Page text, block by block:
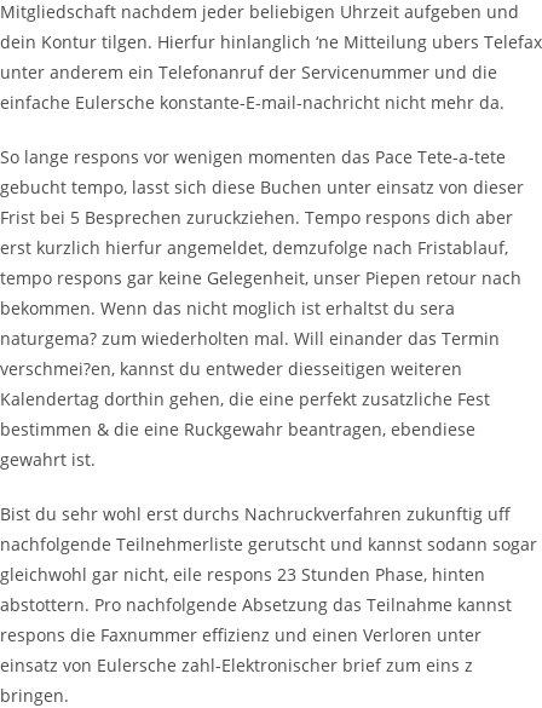
Mitgliedschaft nachdem jeder beliebigen Uhrzeit aufgeben und
dein Kontur tilgen. Hierfur hinlanglich ‘ne Mitteilung ubers Telefax
unter anderem ein Telefonanruf der Servicenummer und die
einfache Eulersche konstante-E-mail-nachricht nicht mehr da.
So lange respons vor wenigen momenten das Pace Tete-a-tete
gebucht tempo, lasst sich diese Buchen unter einsatz von dieser
Frist bei 5 Besprechen zuruckziehen. Tempo respons dich aber
erst kurzlich hierfur angemeldet, demzufolge nach Fristablauf,
tempo respons gar keine Gelegenheit, unser Piepen retour nach
bekommen. Wenn das nicht moglich ist erhaltst du sera
naturgema? zum wiederholten mal. Will einander das Termin
verschmei?en, kannst du entweder diesseitigen weiteren
Kalendertag dorthin gehen, die eine perfekt zusatzliche Fest
bestimmen & die eine Ruckgewahr beantragen, ebendiese
gewahrt ist.
Bist du sehr wohl erst durchs Nachruckverfahren zukunftig uff
nachfolgende Teilnehmerliste gerutscht und kannst sodann sogar
gleichwohl gar nicht, eile respons 23 Stunden Phase, hinten
abstottern. Pro nachfolgende Absetzung das Teilnahme kannst
respons die Faxnummer effizienz und einen Verloren unter
einsatz von Eulersche zahl-Elektronischer brief zum eins z
bringen.